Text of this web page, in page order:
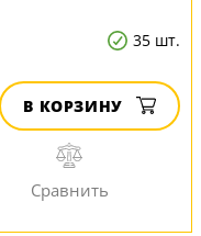
35 шт.
В КОРЗИНУ